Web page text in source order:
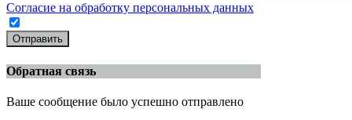
Согласие на обработку персональных данных
Отправить
Обратная связь
Ваше сообщение было успешно отправлено